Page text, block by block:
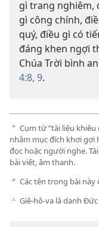
gì trang nghiêm,
gì công chính,
quý, điều gì có
đáng khen ngợi
Chúa Trời bình
4:8, 9.
a Cụm từ “tài liệu
nhằm mục đích khơi
đọc hoặc người nghe.
bài viết, âm thanh.
b Các tên trong bài
c Giê-hô-va là danh